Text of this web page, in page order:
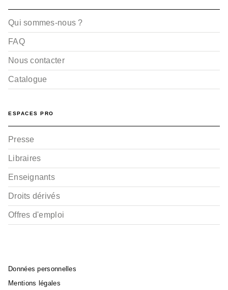
Qui sommes-nous ?
FAQ
Nous contacter
Catalogue
ESPACES PRO
Presse
Libraires
Enseignants
Droits dérivés
Offres d'emploi
Données personnelles
Mentions légales